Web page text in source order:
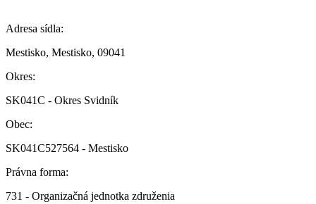
Adresa sídla:
Mestisko, Mestisko, 09041
Okres:
SK041C - Okres Svidník
Obec:
SK041C527564 - Mestisko
Právna forma:
731 - Organizačná jednotka združenia